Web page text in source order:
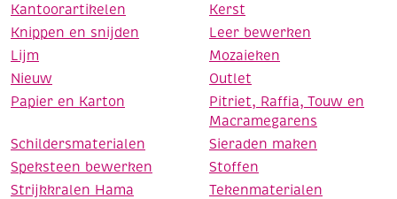
Kantoorartikelen
Kerst
Knippen en snijden
Leer bewerken
Lijm
Mozaieken
Nieuw
Outlet
Papier en Karton
Pitriet, Raffia, Touw en
Macramegarens
Schildersmaterialen
Sieraden maken
Speksteen bewerken
Stoffen
Strijkkralen Hama
Tekenmaterialen